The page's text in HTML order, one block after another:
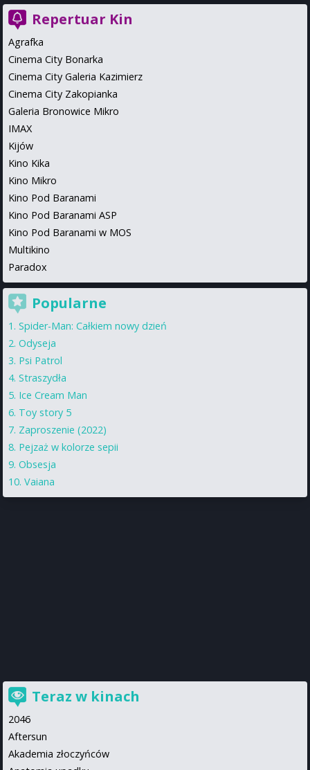
Repertuar Kin
Agrafka
Cinema City Bonarka
Cinema City Galeria Kazimierz
Cinema City Zakopianka
Galeria Bronowice Mikro
IMAX
Kijów
Kino Kika
Kino Mikro
Kino Pod Baranami
Kino Pod Baranami ASP
Kino Pod Baranami w MOS
Multikino
Paradox
Popularne
Spider-Man: Całkiem nowy dzień
Odyseja
Psi Patrol
Straszydła
Ice Cream Man
Toy story 5
Zaproszenie (2022)
Pejzaż w kolorze sepii
Obsesja
Vaiana
Teraz w kinach
2046
Aftersun
Akademia złoczyńców